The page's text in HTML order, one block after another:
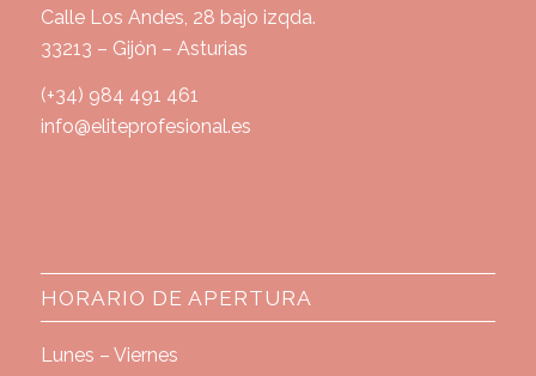
Calle Los Andes, 28 bajo izqda.
33213 – Gijón – Asturias
(+34) 984 491 461
info@eliteprofesional.es
HORARIO DE APERTURA
Lunes – Viernes